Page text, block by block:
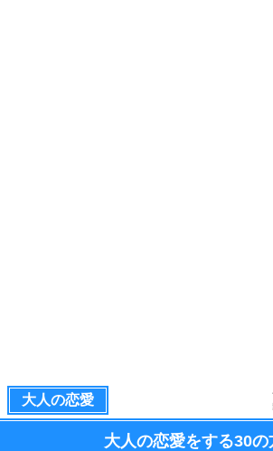
大人の恋愛
大人の恋愛をする30の